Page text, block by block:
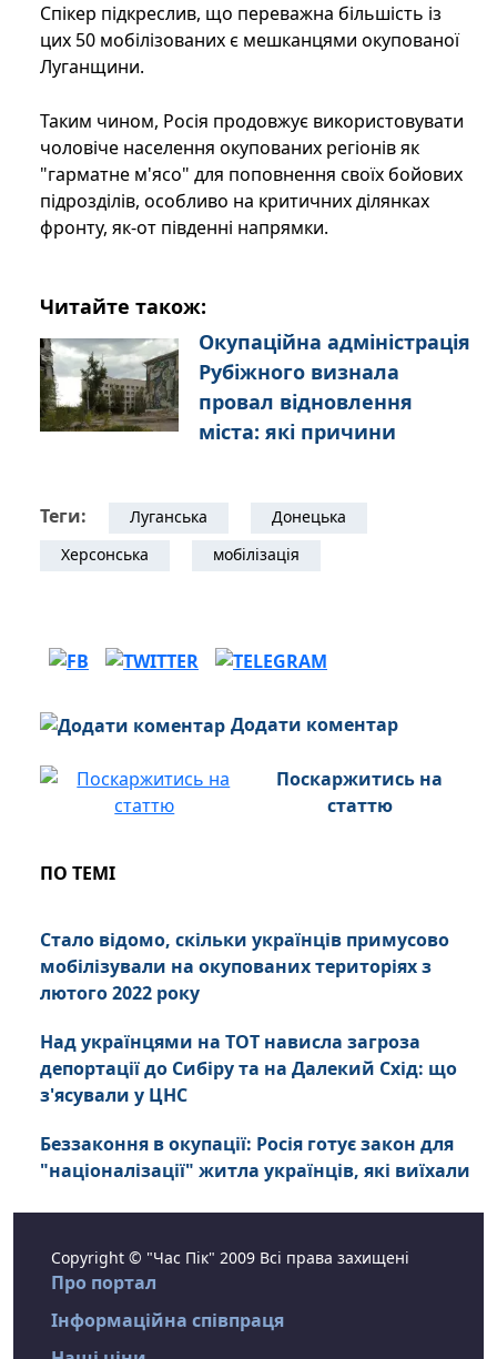
Спікер підкреслив, що переважна більшість із
цих 50 мобілізованих є мешканцями окупованої
Луганщини.
Таким чином, Росія продовжує використовувати
чоловіче населення окупованих регіонів як
"гарматне м'ясо" для поповнення своїх бойових
підрозділів, особливо на критичних ділянках
фронту, як-от південні напрямки.
Читайте також:
Окупаційна адміністрація
Рубіжного визнала
провал відновлення
міста: які причини
Теги: Луганська
Донецька
Херсонська
мобілізація
Додати коментар
Поскаржитись на
статтю
ПО ТЕМІ
Стало відомо, скільки українців примусово
мобілізували на окупованих територіях з
лютого 2022 року
Над українцями на ТОТ нависла загроза
депортації до Сибіру та на Далекий Схід: що
з'ясували у ЦНС
Беззаконня в окупації: Росія готує закон для
"націоналізації" житла українців, які виїхали
Copyright © "Час Пік" 2009 Всі права захищені
Про портал
Інформаційна співпраця